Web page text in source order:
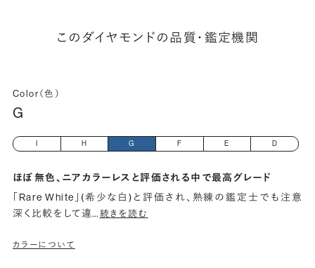
このダイヤモンドの品質・鑑定機関
Color（色）
G
H G F E D
ほぼ無色、ニアカラーレスと評価される中で最高グレード
「Rare White」(希少な白)と評価され、熟練の鑑定士でも注意
深く比較をして違…続きを読む
カラーについて